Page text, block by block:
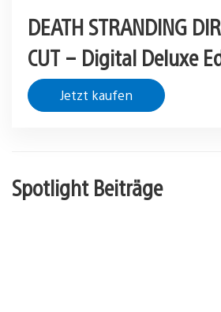
DEATH STRANDING
CUT – Digital Deluxe
Jetzt kaufen
Spotlight Beiträge